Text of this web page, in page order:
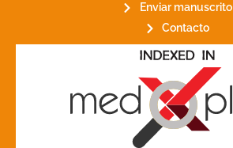
Enviar manuscrito
Contacto